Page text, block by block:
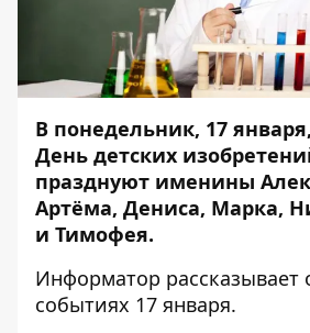
В понедельник, 17
День детских
празднуют именины
Артёма, Дениса, Марка,
и Тимофея.
Информатор
событиях 17 января.